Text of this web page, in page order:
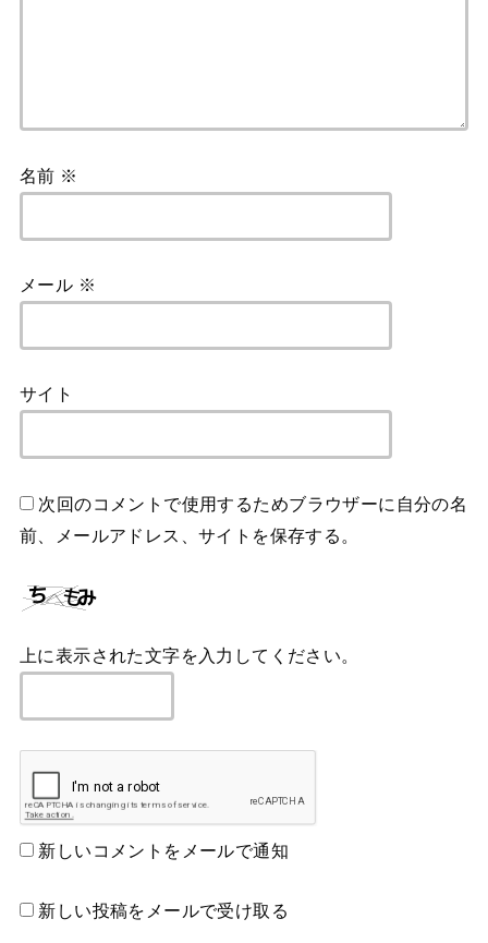
名前 ※
メール ※
サイト
次回のコメントで使用するためブラウザーに自分の名
前、メールアドレス、サイトを保存する。
上に表示された文字を入力してください。
新しいコメントをメールで通知
新しい投稿をメールで受け取る